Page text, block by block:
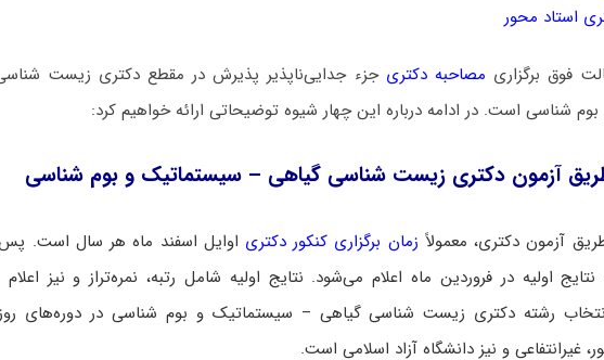
استاد محور
فوق برگزاری مصاحبه دکتری جزء جدایی‌ناپذیر پذیرش در مقطع دکتری زیست
‌شناسی است. در ادامه درباره این چهار شیوه توضیحاتی ارائه خواهیم کرد:
آزمون دکتری زیست ‌شناسی گیاهی – سیستماتیک و بو‌‌م ‌شناسی
آزمون دکتری، معمولاً زمان برگزاری کنکور دکتری اوایل اسفند ماه هر سال است. پس
اولیه در فروردین ماه اعلام می‌شود. نتایج اولیه شامل رتبه، نمره‌تراز و نیز
رشته دکتری زیست ‌شناسی گیاهی – سیستماتیک و بو‌‌م ‌شناسی در دوره‌های
غیرانتفاعی و نیز دانشگاه آزاد اسلامی است.